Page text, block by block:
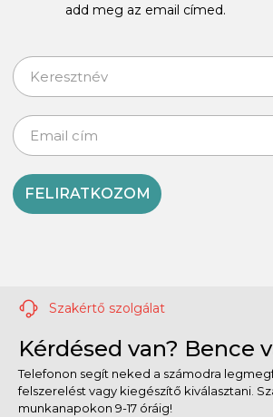
add meg az email címed.
FELIRATKOZOM
Szakértő szolgálat
Kérdésed van? Bence
Telefonon segít neked a számodra
felszerelést vagy kiegészítő kiválasztani.
munkanapokon 9-17 óráig!